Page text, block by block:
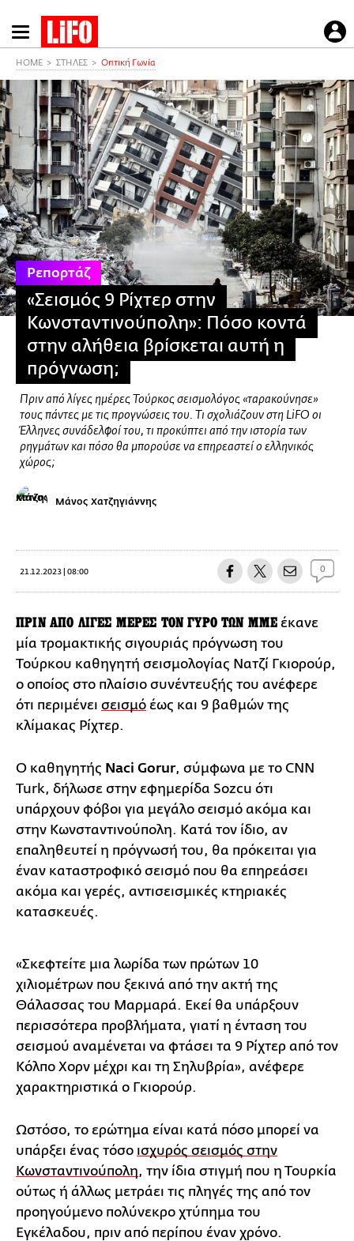
Παράκαμψη
προς
κυρίως
περιεχόμενο
HOME ΣΤΗΛΕΣ Οπτική Γωνία
Ρεπορτάζ
«Σεισμός 9 Ρίχτερ στην
Κωνσταντινούπολη»: Πόσο κοντά
στην αλήθεια βρίσκεται αυτή η
πρόγνωση;
Πριν από λίγες ημέρες Τούρκος σεισμολόγος «ταρακούνησε»
τους πάντες με τις προγνώσεις του. Τι σχολιάζουν στη LiFO οι
Έλληνες συνάδελφοί του, τι προκύπτει από την ιστορία των
ρηγμάτων και πόσο θα μπορούσε να επηρεαστεί ο ελληνικός
χώρος;
Μάνος Χατζηγιάννης
21.12.2023 | 08:00 0
ΠΡΙΝ ΑΠΟ ΛΙΓΕΣ ΜΕΡΕΣ ΤΟΝ ΓΥΡΟ ΤΩΝ ΜΜΕ έκανε
μία τρομακτικής σιγουριάς πρόγνωση του
Τούρκου καθηγητή σεισμολογίας Νατζί Γκιορούρ,
ο οποίος στο πλαίσιο συνέντευξής του ανέφερε
ότι περιμένει σεισμό έως και 9 βαθμών της
κλίμακας Ρίχτερ.
Ο καθηγητής Naci Gorur, σύμφωνα με το CNN
Turk, δήλωσε στην εφημερίδα Sozcu ότι
υπάρχουν φόβοι για μεγάλο σεισμό ακόμα και
στην Κωνσταντινούπολη. Κατά τον ίδιο, αν
επαληθευτεί η πρόγνωσή του, θα πρόκειται για
έναν καταστροφικό σεισμό που θα επηρεάσει
ακόμα και γερές, αντισεισμικές κτηριακές
κατασκευές.
«Σκεφτείτε μια λωρίδα των πρώτων 10
χιλιομέτρων που ξεκινά από την ακτή της
Θάλασσας του Μαρμαρά. Εκεί θα υπάρξουν
περισσότερα προβλήματα, γιατί η ένταση του
σεισμού αναμένεται να φτάσει τα 9 Ρίχτερ από τον
Κόλπο Χορν μέχρι και τη Σηλυβρία», ανέφερε
χαρακτηριστικά ο Γκιορούρ.
Ωστόσο, το ερώτημα είναι κατά πόσο μπορεί να
υπάρξει ένας τόσο ισχυρός σεισμός στην
Κωνσταντινούπολη, την ίδια στιγμή που η Τουρκία
ούτως ή άλλως μετράει τις πληγές της από τον
προηγούμενο πολύνεκρο χτύπημα του
Εγκέλαδου, πριν από περίπου έναν χρόνο.